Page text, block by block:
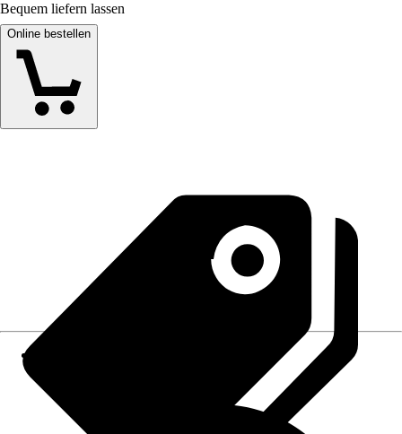
Bequem liefern lassen
Online bestellen